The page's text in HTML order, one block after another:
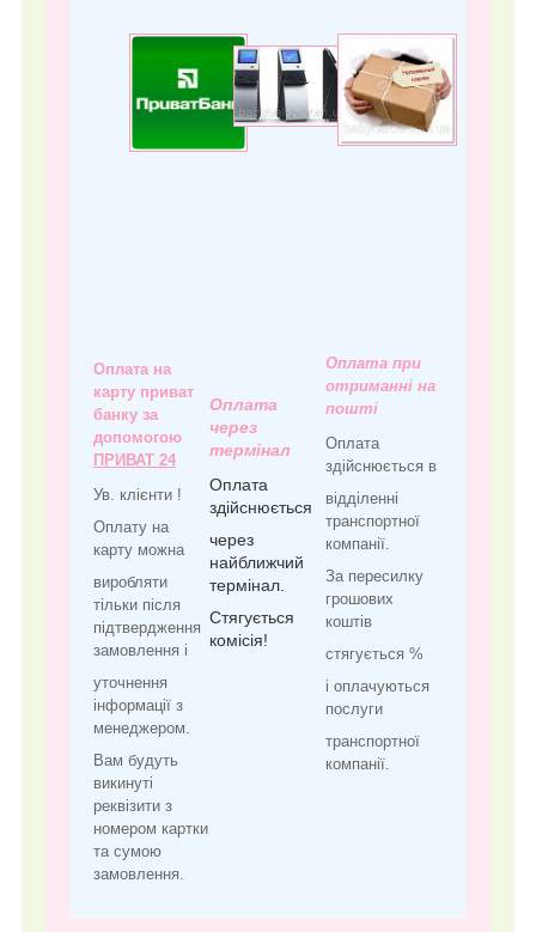
Оплата на
карту приват
банку за
допомогою
ПРИВАТ 24
Ув. клієнти !
Оплату на
карту можна
виробляти
тільки після
підтвердження
замовлення і
уточнення
інформації з
менеджером.
Вам будуть
викинуті
реквізити з
номером картки
та сумою
замовлення.
Оплата
через
термінал
Оплата
здійснюється
через
найближчий
термінал.
Стягується
комісія!
Оплата при
отриманні на
пошті
Оплата
здійснюється в
відділенні
транспортної
компанії.
За пересилку
грошових
коштів
стягується %
і оплачуються
послуги
транспортної
компанії.